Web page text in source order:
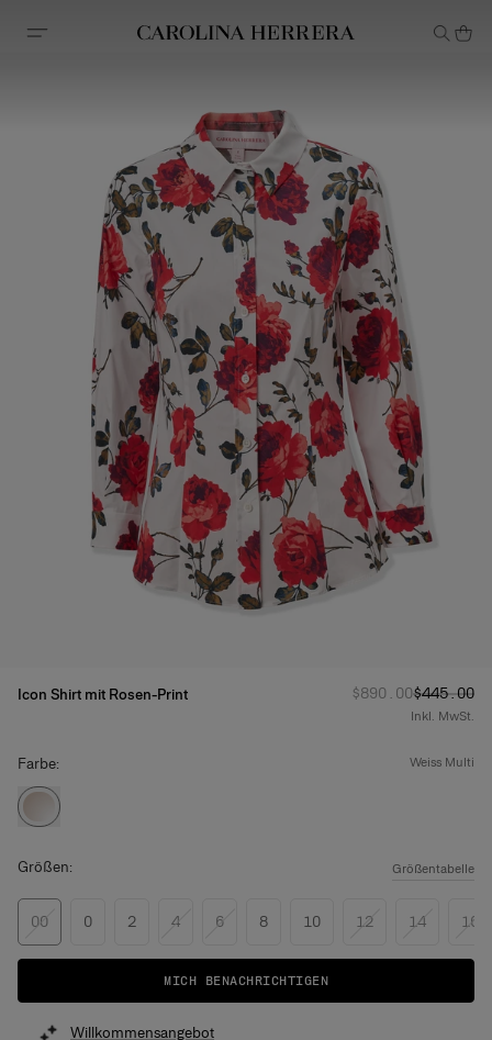
Erklärung zur Barrierefreiheit (Link)
Icon Shirt mit Rosen-Print Regulärer Preis
$890.00$445.00
Inkl. MwSt.
Farbe: weiss multi
Größen: Größentabelle
00 0 2 4 6 8 10 12 14 16
MICH BENACHRICHTIGEN
Willkommensangebot